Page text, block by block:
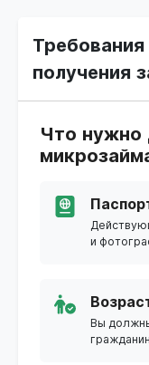
получения
Что нужно
и
Вы